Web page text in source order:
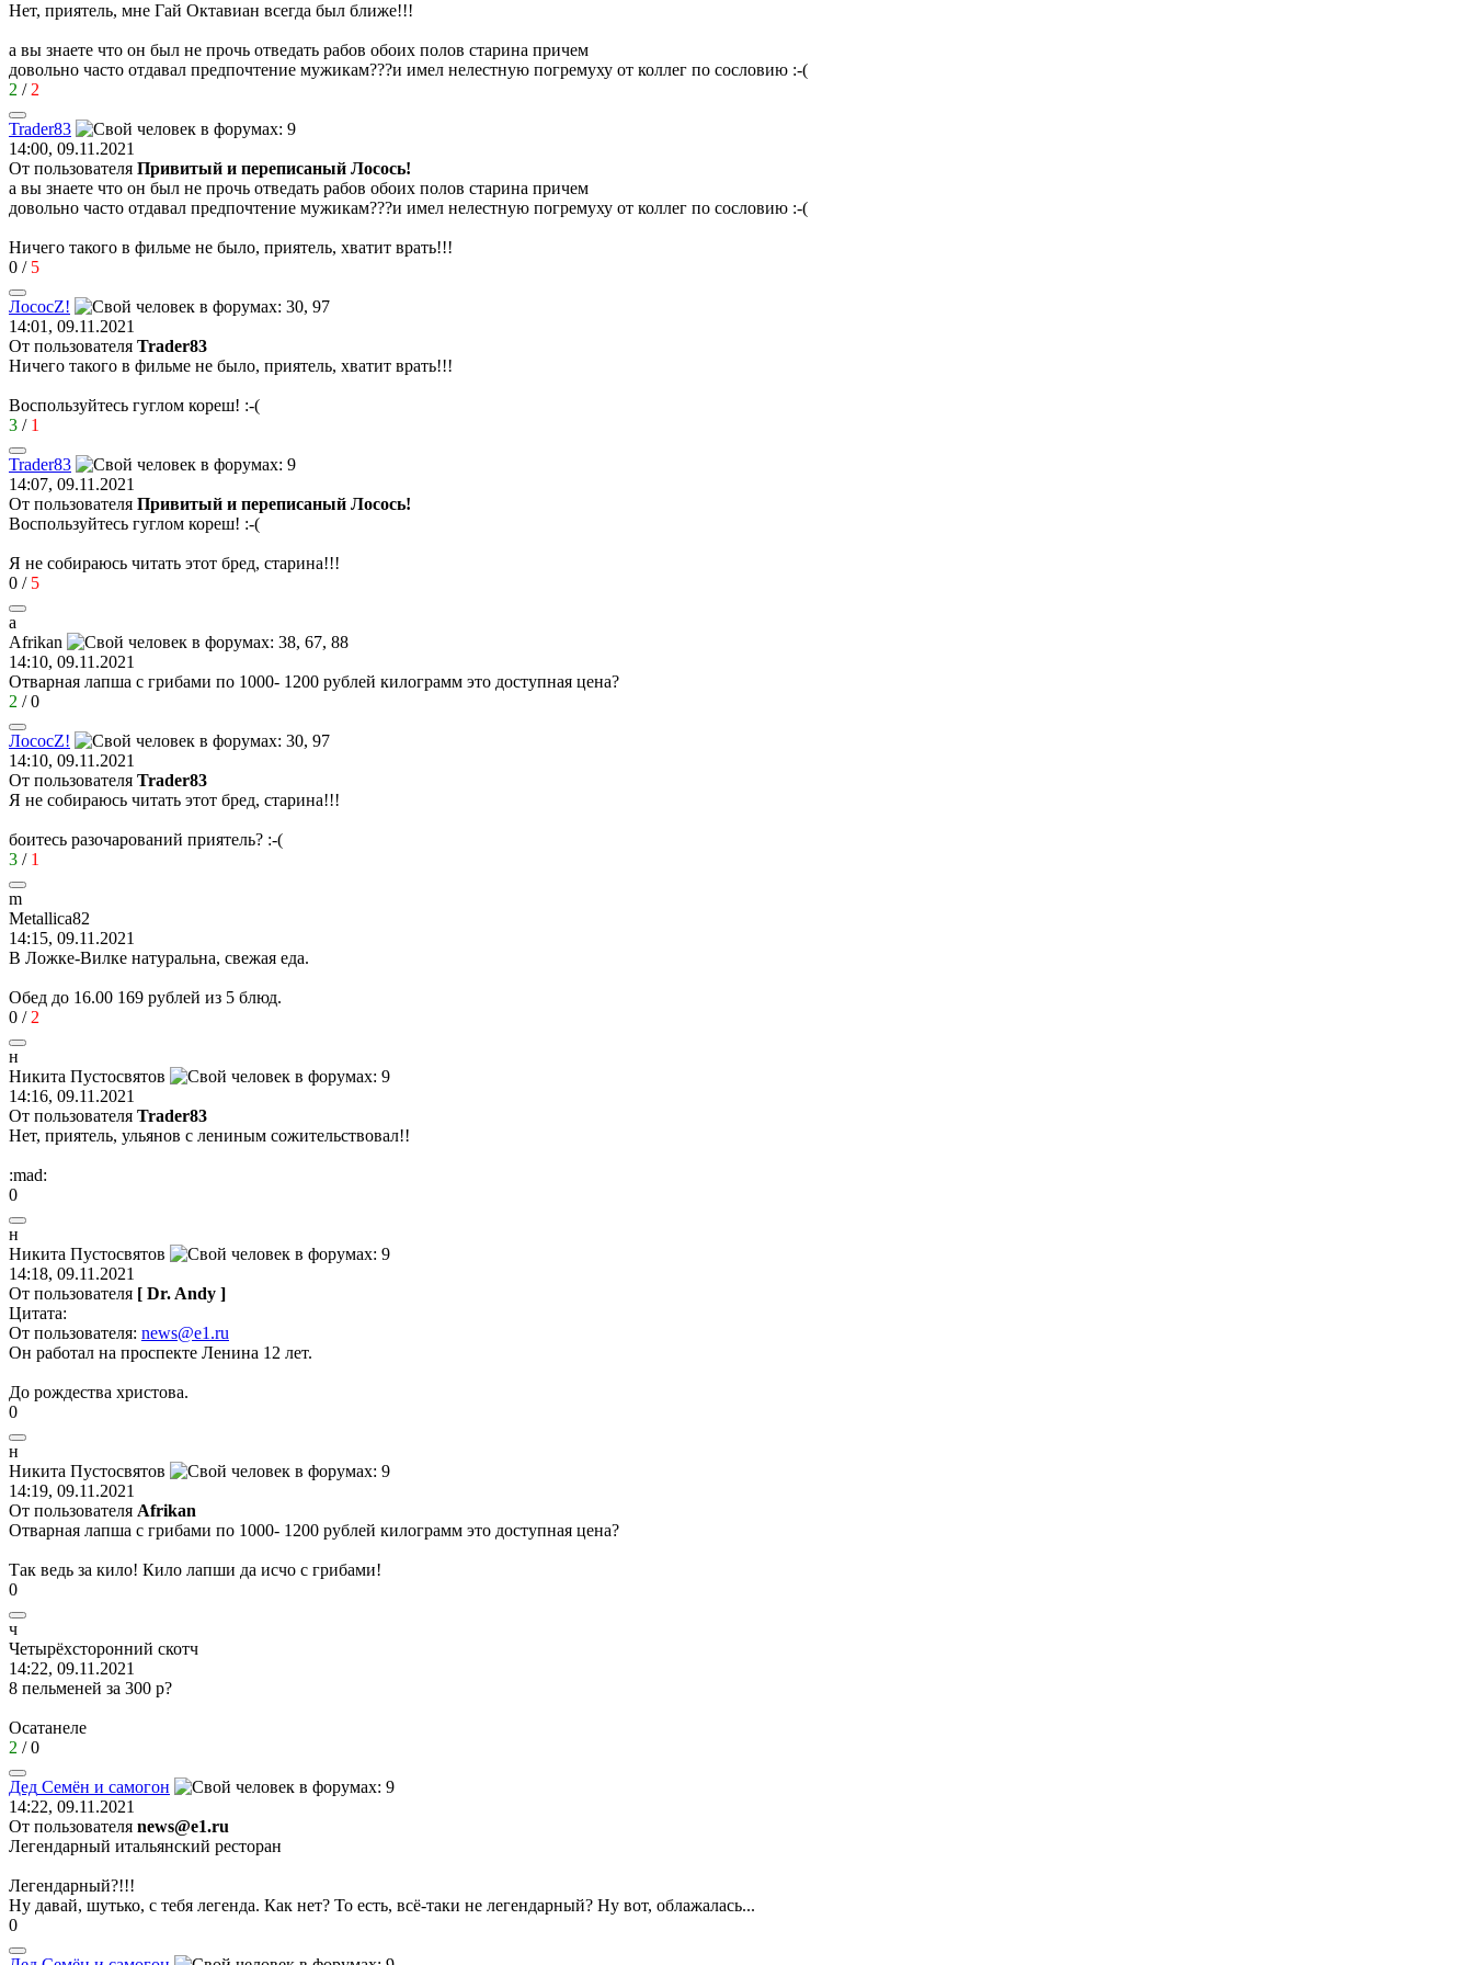
Нет, приятель, мне Гай Октавиан всегда был ближе!!!
а вы знаете что он был не прочь отведать рабов обоих полов старина причем
довольно часто отдавал предпочтение мужикам???и имел нелестную погремуху от коллег по сословию :-(
2 / 2
Trader83
14:00, 09.11.2021
От пользователя Привитый и переписаный Лосось!
а вы знаете что он был не прочь отведать рабов обоих полов старина причем
довольно часто отдавал предпочтение мужикам???и имел нелестную погремуху от коллег по сословию :-(
Ничего такого в фильме не было, приятель, хватит врать!!!
0 / 5
ЛососZ!
14:01, 09.11.2021
От пользователя Trader83
Ничего такого в фильме не было, приятель, хватит врать!!!
Воспользуйтесь гуглом кореш! :-(
3 / 1
Trader83
14:07, 09.11.2021
От пользователя Привитый и переписаный Лосось!
Воспользуйтесь гуглом кореш! :-(
Я не собираюсь читать этот бред, старина!!!
0 / 5
a
Afrikan
14:10, 09.11.2021
Отварная лапша с грибами по 1000- 1200 рублей килограмм это доступная цена?
2 /0
ЛососZ!
14:10, 09.11.2021
От пользователя Trader83
Я не собираюсь читать этот бред, старина!!!
боитесь разочарований приятель? :-(
3 / 1
m
Metallica82
14:15, 09.11.2021
В Ложке-Вилке натуральна, свежая еда.
Обед до 16.00 169 рублей из 5 блюд.
0 / 2
н
Никита Пустосвятов
14:16, 09.11.2021
От пользователя Trader83
Нет, приятель, ульянов с лениным сожительствовал!!
:mad:
0
н
Никита Пустосвятов
14:18, 09.11.2021
От пользователя [ Dr. Andy ]
Цитата:
От пользователя: news@e1.ru
Он работал на проспекте Ленина 12 лет.
До рождества христова.
0
н
Никита Пустосвятов
14:19, 09.11.2021
От пользователя Afrikan
Отварная лапша с грибами по 1000- 1200 рублей килограмм это доступная цена?
Так ведь за кило! Кило лапши да исчо с грибами!
0
ч
Четырёхсторонний скотч
14:22, 09.11.2021
8 пельменей за 300 р?
Осатанеле
2 /0
Дед Семён и самогон
14:22, 09.11.2021
От пользователя news@e1.ru
Легендарный итальянский ресторан
Легендарный?!!!
Ну давай, шутько, с тебя легенда. Как нет? То есть, всё-таки не легендарный? Ну вот, облажалась...
0